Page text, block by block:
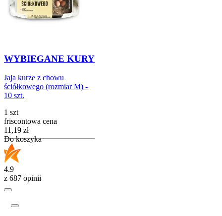
WYBIEGANE KURY
Jaja kurze z chowu
ściółkowego (rozmiar M) -
10 szt.
1 szt
friscontowa cena
Cena
11,19 zł
Do koszyka
4.9
z 687 opinii